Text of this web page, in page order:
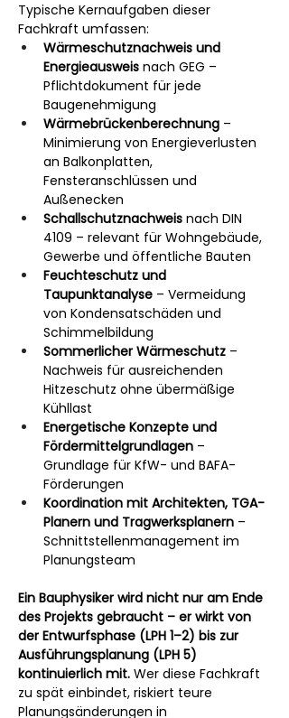
Typische Kernaufgaben dieser
Fachkraft umfassen:
Wärmeschutznachweis und
Energieausweis nach GEG –
Pflichtdokument für jede
Baugenehmigung
Wärmebrückenberechnung –
Minimierung von Energieverlusten
an Balkonplatten,
Fensteranschlüssen und
Außenecken
Schallschutznachweis nach DIN
4109 – relevant für Wohngebäude,
Gewerbe und öffentliche Bauten
Feuchteschutz und
Taupunktanalyse – Vermeidung
von Kondensatschäden und
Schimmelbildung
Sommerlicher Wärmeschutz –
Nachweis für ausreichenden
Hitzeschutz ohne übermäßige
Kühllast
Energetische Konzepte und
Fördermittelgrundlagen –
Grundlage für KfW- und BAFA-
Förderungen
Koordination mit Architekten, TGA-
Planern und Tragwerksplanern –
Schnittstellenmanagement im
Planungsteam
Ein Bauphysiker wird nicht nur am Ende
des Projekts gebraucht – er wirkt von
der Entwurfsphase (LPH 1–2) bis zur
Ausführungsplanung (LPH 5)
kontinuierlich mit. Wer diese Fachkraft
zu spät einbindet, riskiert teure
Planungsänderungen in